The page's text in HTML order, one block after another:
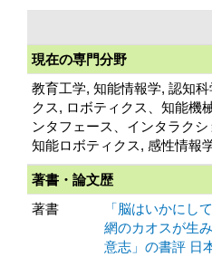
現在の専門分野
教育工学, 知能情報学, 認知
クス, ロボティクス、知能機
ンタフェース、インタラク
知能ロボティクス, 感性情報
著書・論文歴
著書
「脳はいかにし
網のカオスが生
意志」の書評 日